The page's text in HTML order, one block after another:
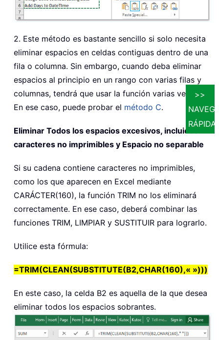
>>
RÁPIDA
2. Este método es bastante sencillo si solo necesita
eliminar espacios en celdas contiguas dentro de una
fila o columna. Sin embargo, cuando deba eliminar
espacios al principio en un rango con varias filas y
columnas, tendrá que usar la función varias veces.
En ese caso, puede probar el método C.
Eliminar Todos los espacios excesivos, incluidos
caracteres no imprimibles y Espacio no separable
Si su cadena contiene caracteres no imprimibles,
como los que aparecen en Excel mediante
CARÁCTER(160), la función TRIM no los eliminará
correctamente. En ese caso, deberá combinar las
funciones TRIM, LIMPIAR y SUSTITUIR para lograrlo.
Utilice esta fórmula:
=TRIM(CLEAN(SUBSTITUTE(B2,CHAR(160),« »)))
En este caso, la celda B2 es aquella de la que desea
eliminar todos los espacios sobrantes.